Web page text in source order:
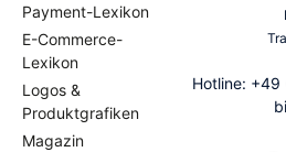
Payment-Lexikon
E-Commerce-
Lexikon
Logos &
Produktgrafiken
Magazin
Hotline: